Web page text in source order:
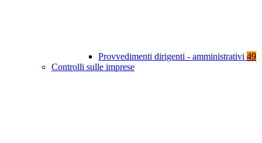
Provvedimenti dirigenti - amministrativi 49
Controlli sulle imprese